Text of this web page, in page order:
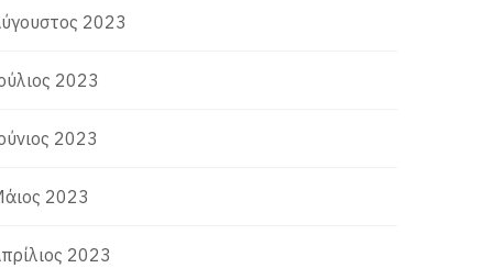
2023
2023
2023
2023
2023